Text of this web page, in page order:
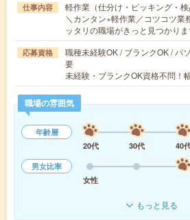
仕事内容
軽作業（仕分け・ピッキング・検
＼カンタン×軽作業／コツコツ業
ッタリの職場がきっと見つかり
応募資格
職種未経験OK / ブランクOK / パ
要
未経験・ブランクOK資格不問！
職場の雰囲気
年齢層
20代
30代 40
男女比率
女性
もっと見る